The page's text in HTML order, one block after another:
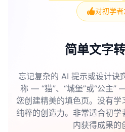
自由想象颜色和设计，令丹
折叠一张彩色的丹迪的世界
语，做成贺卡。是送给亲友
用填色页做布偶。剪下角色
用填色页包小礼物。彩色页
亮丽色彩。
对初学
简单文字
忘记复杂的 AI 提示或设计诀
称 — “猫”、“城堡”或“公主”
您创建精美的填色页。没有学
纯粹的创造力。非常适合初学
内获得成果的